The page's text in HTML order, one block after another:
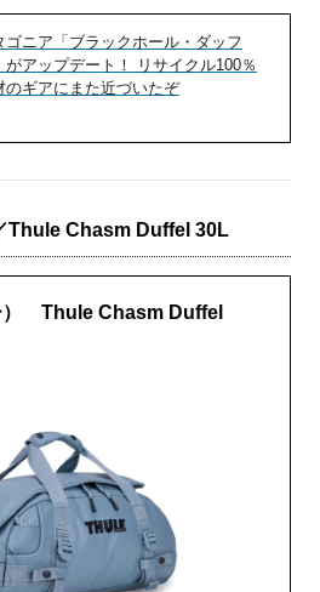
ゴニア「ブラックホール・ダッフ
がアップデート！ リサイクル100％
のギアにまた近づいたぞ
Thule Chasm Duffel 30L
） Thule Chasm Duffel